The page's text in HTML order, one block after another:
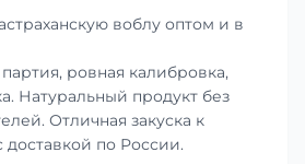
воблу оптом и в
ровная калибровка,
Натуральный продукт без
Отличная закуска к
по России.